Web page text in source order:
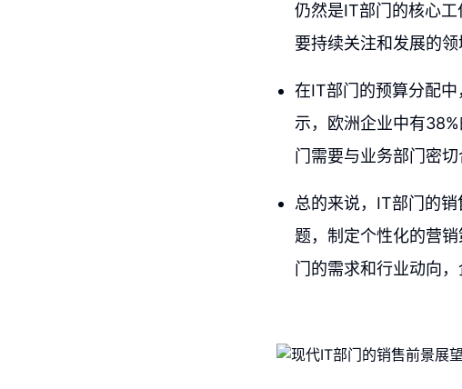
仍然是IT部门的核心
要持续关注和发展的领
在IT部门的预算分配
示，欧洲企业中有
门需要与业务部门密
总的来说，IT部门的
题，制定个性化的营
门的需求和行业动向